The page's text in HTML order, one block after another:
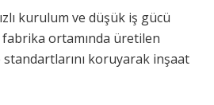
kurulum ve düşük iş gücü
fabrika ortamında üretilen
koruyarak inşaat